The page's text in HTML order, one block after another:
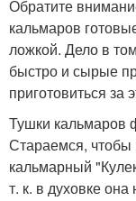
Обратите
кальмаров
ложкой. Дело в
быстро и сырые
приготовиться за
Тушки кальмаров
Стараемся, чтобы
кальмарный
т. к. в духовке